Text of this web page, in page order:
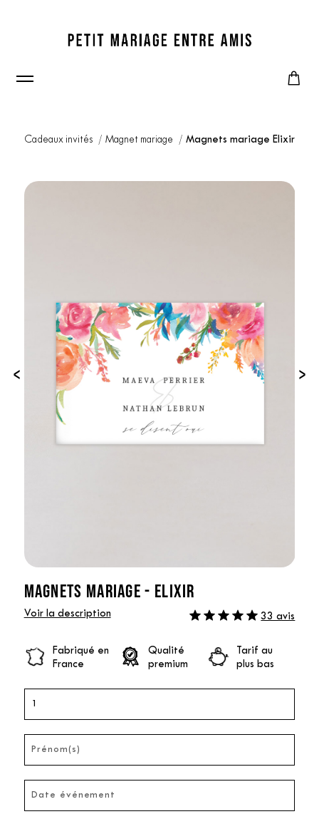
Cadeaux invités Magnet mariage Magnets mariage Elixir
‹ ›
MAGNETS MARIAGE - ELIXIR
Voir la description 33 avis
Fabriqué en
France
Qualité
premium
Tarif au
plus bas